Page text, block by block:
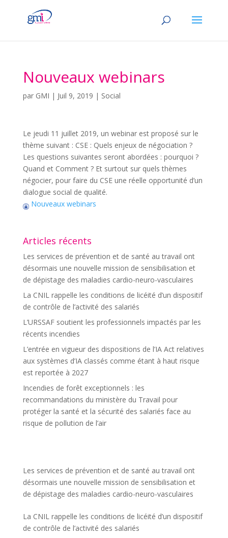
Nouveaux webinars
par GMI | Juil 9, 2019 | Social
Le jeudi 11 juillet 2019, un webinar est proposé sur le
thème suivant : CSE : Quels enjeux de négociation ?
Les questions suivantes seront abordées : pourquoi ?
Quand et Comment ? Et surtout sur quels thèmes
négocier, pour faire du CSE une réelle opportunité d’un
dialogue social de qualité.
Nouveaux webinars
Articles récents
Les services de prévention et de santé au travail ont
désormais une nouvelle mission de sensibilisation et
de dépistage des maladies cardio-neuro-vasculaires
La CNIL rappelle les conditions de licéité d’un dispositif
de contrôle de l’activité des salariés
L’URSSAF soutient les professionnels impactés par les
récents incendies
L’entrée en vigueur des dispositions de l’IA Act relatives
aux systèmes d’IA classés comme étant à haut risque
est reportée à 2027
Incendies de forêt exceptionnels : les
recommandations du ministère du Travail pour
protéger la santé et la sécurité des salariés face au
risque de pollution de l’air
Les services de prévention et de santé au travail ont
désormais une nouvelle mission de sensibilisation et
de dépistage des maladies cardio-neuro-vasculaires
La CNIL rappelle les conditions de licéité d’un dispositif
de contrôle de l’activité des salariés